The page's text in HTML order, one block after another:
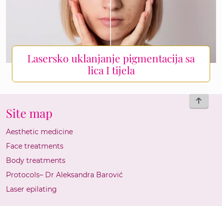
Lasersko uklanjanje pigmentacija sa
lica I tijela
Site map
Aesthetic medicine
Face treatments
Body treatments
Protocols– Dr Aleksandra Barović
Laser epilating
To top